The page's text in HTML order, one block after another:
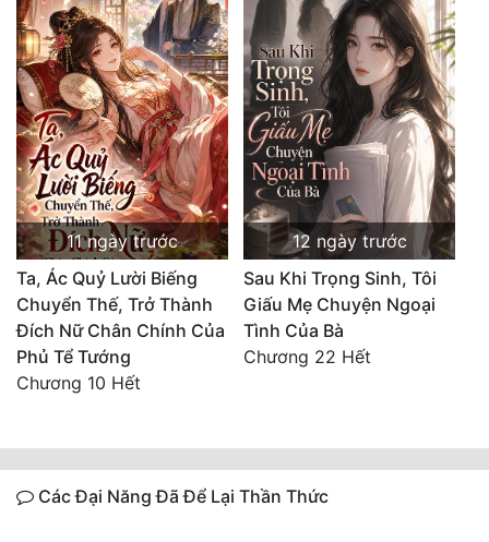
11 ngày trước
Ta, Ác Quỷ Lười Biếng
Chuyển Thế, Trở Thành
Đích Nữ Chân Chính Của
Phủ Tể Tướng
Chương 10 Hết
12 ngày trước
Sau Khi Trọng Sinh, Tôi
Giấu Mẹ Chuyện Ngoại
Tình Của Bà
Chương 22 Hết
Các Đại Năng Đã Để Lại Thần Thức